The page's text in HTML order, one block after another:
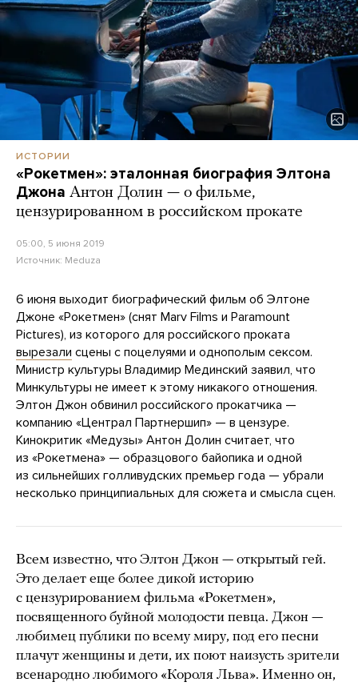
ИСТОРИИ
«Рокетмен»: эталонная биография Элтона
Джона Антон Долин — о фильме,
цензурированном в российском прокате
05:00, 5 июня 2019
Источник: Meduza
6 июня выходит биографический фильм об Элтоне
Джоне «Рокетмен» (cнят Marv Films и Paramount
Pictures), из которого для российского проката
вырезали сцены с поцелуями и однополым сексом.
Министр культуры Владимир Мединский заявил, что
Минкультуры не имеет к этому никакого отношения.
Элтон Джон обвинил российского прокатчика —
компанию «Централ Партнершип» — в цензуре.
Кинокритик «Медузы» Антон Долин считает, что
из «Рокетмена» — образцового байопика и одной
из сильнейших голливудских премьер года — убрали
несколько принципиальных для сюжета и смысла сцен.
Всем известно, что Элтон Джон — открытый гей.
Это делает еще более дикой историю
с цензурированием фильма «Рокетмен»,
посвященного буйной молодости певца. Джон —
любимец публики по всему миру, под его песни
плачут женщины и дети, их поют наизусть зрители
всенародно любимого «Короля Льва». Именно он,